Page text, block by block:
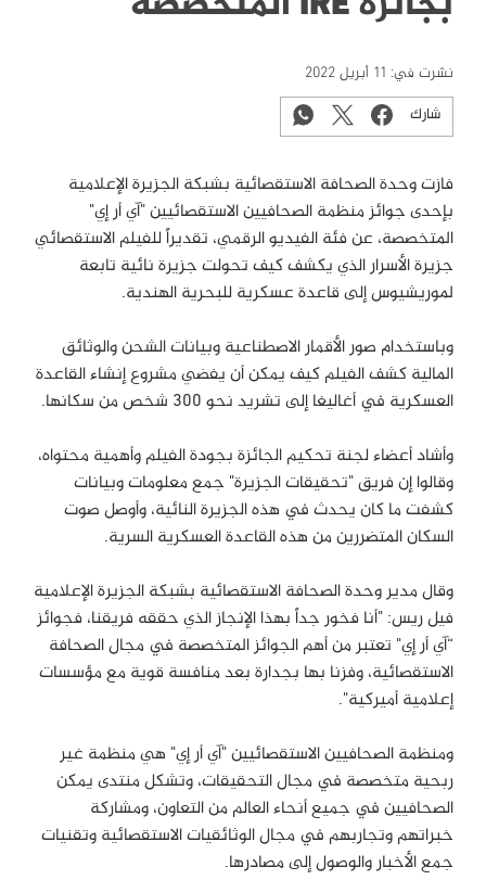
نشرت في: 11 أبريل 2022
شارك
فازت وحدة الصحافة الاستقصائية بشبكة الجزيرة الإعلامية
بإحدى جوائز منظمة الصحافيين الاستقصائيين "آي أر إي"
المتخصصة، عن فئة الفيديو الرقمي، تقديراً للفيلم الاستقصائي
جزيرة الأسرار الذي يكشف كيف تحولت جزيرة نائية تابعة
لموريشيوس إلى قاعدة عسكرية للبحرية الهندية.
وباستخدام صور الأقمار الاصطناعية وبيانات الشحن والوثائق
المالية كشف الفيلم كيف يمكن أن يفضي مشروع إنشاء القاعدة
العسكرية في أغاليغا إلى تشريد نحو 300 شخص من سكانها.
وأشاد أعضاء لجنة تحكيم الجائزة بجودة الفيلم وأهمية محتواه،
وقالوا إن فريق "تحقيقات الجزيرة" جمع معلومات وبيانات
كشفت ما كان يحدث في هذه الجزيرة النائية، وأوصل صوت
السكان المتضررين من هذه القاعدة العسكرية السرية.
وقال مدير وحدة الصحافة الاستقصائية بشبكة الجزيرة الإعلامية
فيل ريس: "أنا فخور جداً بهذا الإنجاز الذي حققه فريقنا، فجوائز
“آي أر إي" تعتبر من أهم الجوائز المتخصصة في مجال الصحافة
الاستقصائية، وفزنا بها بجدارة بعد منافسة قوية مع مؤسسات
إعلامية أميركية".
ومنظمة الصحافيين الاستقصائيين "آي أر إي" هي منظمة غير
ربحية متخصصة في مجال التحقيقات، وتشكل منتدى يمكن
الصحافيين في جميع أنحاء العالم من التعاون، ومشاركة
خبراتهم وتجاربهم في مجال الوثائقيات الاستقصائية وتقنيات
جمع الأخبار والوصول إلى مصادرها.